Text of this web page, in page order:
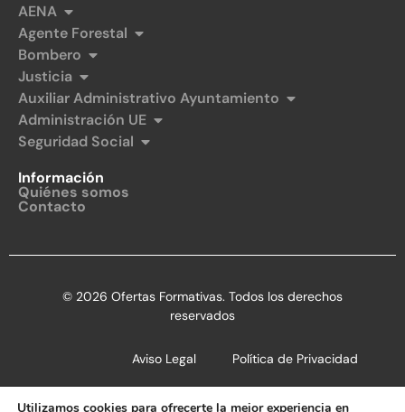
AENA
Agente Forestal
Bombero
Justicia
Auxiliar Administrativo Ayuntamiento
Administración UE
Seguridad Social
Información
Quiénes somos
Contacto
© 2026 Ofertas Formativas. Todos los derechos
reservados
Aviso Legal Política de Privacidad
Política de Cookies
Utilizamos cookies para ofrecerte la mejor experiencia en